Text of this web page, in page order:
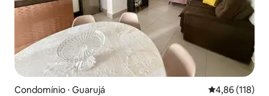
Condomínio ⋅ Guarujá 4,86 de uma
4,86 (118)